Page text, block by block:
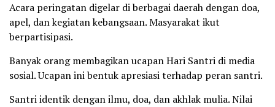
Acara peringatan digelar di berbagai daerah dengan doa,
apel, dan kegiatan kebangsaan. Masyarakat ikut
berpartisipasi.
Banyak orang membagikan ucapan Hari Santri di media
sosial. Ucapan ini bentuk apresiasi terhadap peran santri.
Santri identik dengan ilmu, doa, dan akhlak mulia. Nilai